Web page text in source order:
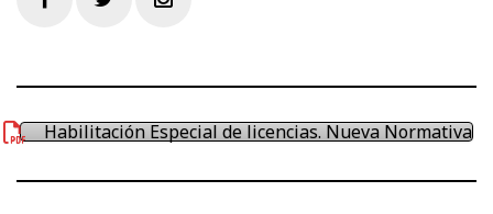
Habilitación Especial de licencias. Nueva Normativa